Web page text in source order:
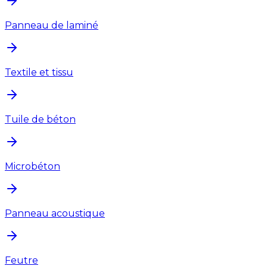
Panneau de laminé
Textile et tissu
Tuile de béton
Microbéton
Panneau acoustique
Feutre